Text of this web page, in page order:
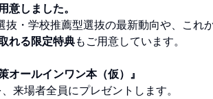
意しました。
・学校推薦型選抜の最新動向や、これ
れる限定特典もご用意しています。
オールインワン本（仮）』
来場者全員にプレゼントします。